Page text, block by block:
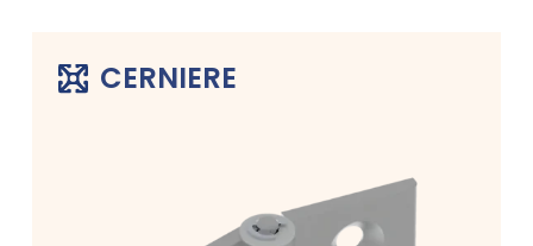
CERNIERE